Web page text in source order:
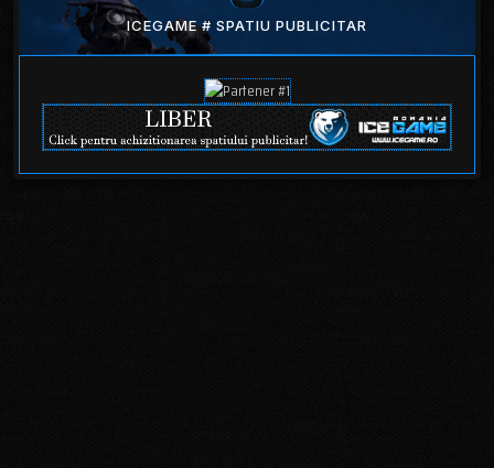
ICEGAME # SPATIU PUBLICITAR